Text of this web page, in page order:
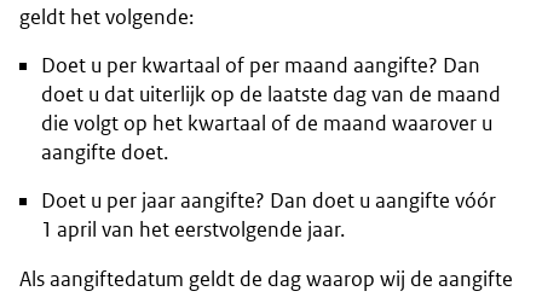
geldt het volgende:
Doet u per kwartaal of per maand aangifte? Dan
doet u dat uiterlijk op de laatste dag van de maand
die volgt op het kwartaal of de maand waarover u
aangifte doet.
Doet u per jaar aangifte? Dan doet u aangifte vóór
1 april van het eerstvolgende jaar.
Als aangiftedatum geldt de dag waarop wij de aangifte